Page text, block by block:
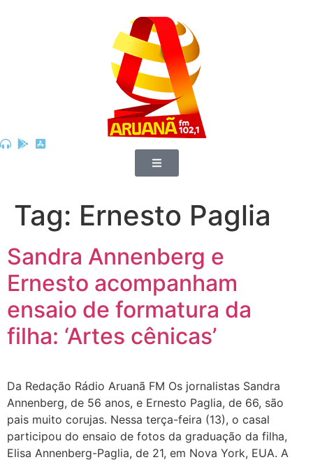
Tag: Ernesto Paglia
Sandra Annenberg e
Ernesto acompanham
ensaio de formatura da
filha: ‘Artes cênicas’
Da Redação Rádio Aruanã FM Os jornalistas Sandra
Annenberg, de 56 anos, e Ernesto Paglia, de 66, são
pais muito corujas. Nessa terça-feira (13), o casal
participou do ensaio de fotos da graduação da filha,
Elisa Annenberg-Paglia, de 21, em Nova York, EUA. A